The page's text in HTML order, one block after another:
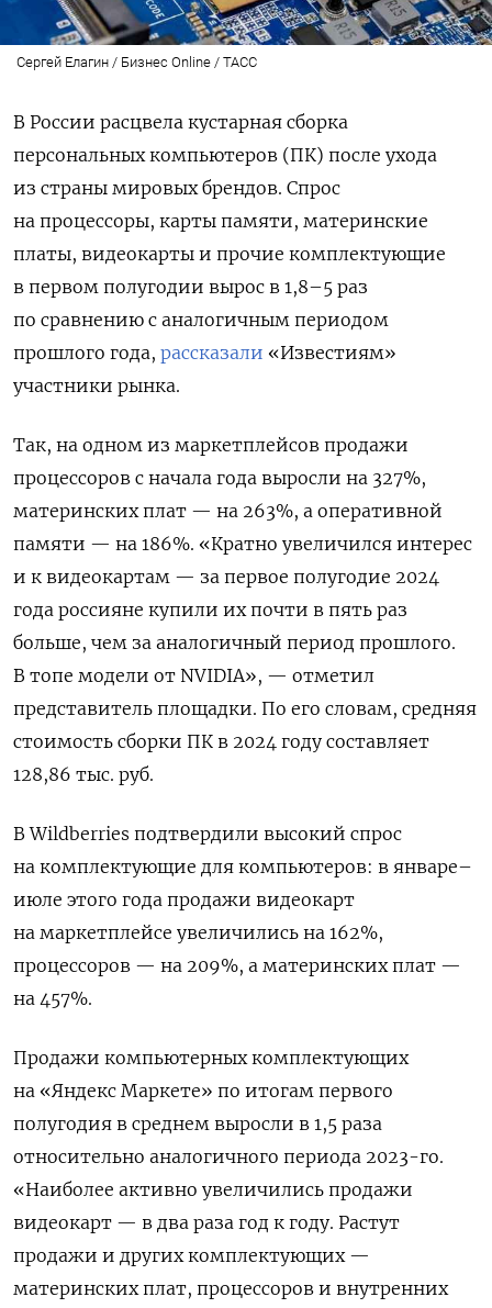
Сергей Елагин / Бизнес Online / ТАСС
В России расцвела кустарная сборка
персональных компьютеров (ПК) после ухода
из страны мировых брендов. Спрос
на процессоры, карты памяти, материнские
платы, видеокарты и прочие комплектующие
в первом полугодии вырос в 1,8–5 раз
по сравнению с аналогичным периодом
прошлого года, рассказали «Известиям»
участники рынка.
Так, на одном из маркетплейсов продажи
процессоров с начала года выросли на 327%,
материнских плат — на 263%, а оперативной
памяти — на 186%. «Кратно увеличился интерес
и к видеокартам — за первое полугодие 2024
года россияне купили их почти в пять раз
больше, чем за аналогичный период прошлого.
В топе модели от NVIDIA», — отметил
представитель площадки. По его словам, средняя
стоимость сборки ПК в 2024 году составляет
128,86 тыс. руб.
В Wildberries подтвердили высокий спрос
на комплектующие для компьютеров: в январе–
июле этого года продажи видеокарт
на маркетплейсе увеличились на 162%,
процессоров — на 209%, а материнских плат —
на 457%.
Продажи компьютерных комплектующих
на «Яндекс Маркете» по итогам первого
полугодия в среднем выросли в 1,5 раза
относительно аналогичного периода 2023-го.
«Наиболее активно увеличились продажи
видеокарт — в два раза год к году. Растут
продажи и других комплектующих —
материнских плат, процессоров и внутренних